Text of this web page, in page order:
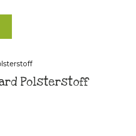
Polsterstoff